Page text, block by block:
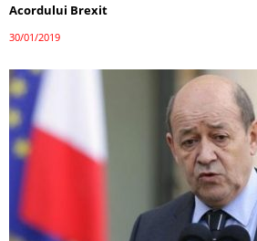
Acordului Brexit
30/01/2019